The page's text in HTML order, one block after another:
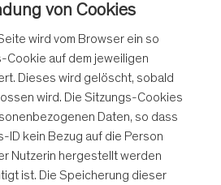
von Cookies
wird vom Browser ein so
Cookie auf dem jeweiligen
Dieses wird gelöscht, sobald
wird. Die Sitzungs-Cookies
Daten, so dass
ID kein Bezug auf die Person
Nutzerin hergestellt werden
ist. Die Speicherung dieser